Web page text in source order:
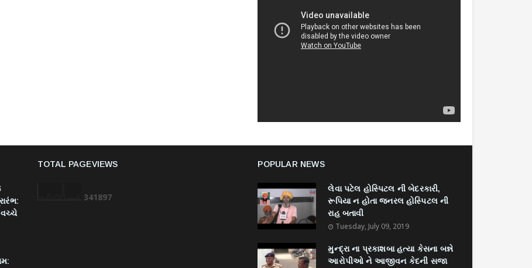
વચ્ચે
TOTAL PAGEVIEWS
341897
POPULAR NEWS
લેવા પટેલ હોસ્પિટલ ની બેદરકારી,
રૂપિયા ન હોતા જનરલ હોસ્પિટલ ની
રાહ બતાવી
Tuesday, July 09, 2019
મુન્દ્રા ના પ્રકાશબા હત્યા કેસના બન્ને
આરોપીઓ ને આજીવન કેદની સજા